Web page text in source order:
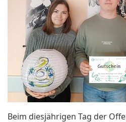
Beim diesjährigen Tag der